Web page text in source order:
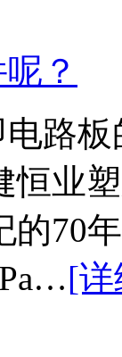
？
板
恒业
年
[